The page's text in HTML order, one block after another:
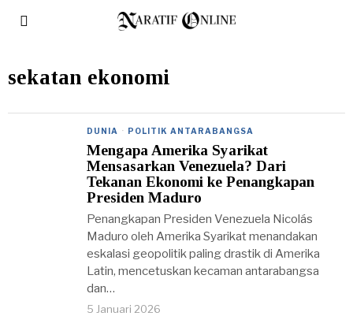
sekatan ekonomi
DUNIA · POLITIK ANTARABANGSA
Mengapa Amerika Syarikat
Mensasarkan Venezuela? Dari
Tekanan Ekonomi ke Penangkapan
Presiden Maduro
Penangkapan Presiden Venezuela Nicolás
Maduro oleh Amerika Syarikat menandakan
eskalasi geopolitik paling drastik di Amerika
Latin, mencetuskan kecaman antarabangsa
dan…
5 Januari 2026